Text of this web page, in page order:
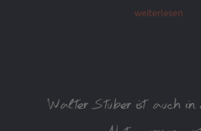
weiterlesen
Walter Stuber ist auch in